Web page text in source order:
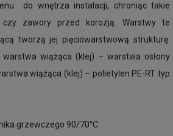
do wnętrza instalacji, chroniąc takie
zawory przed korozją. Warstwy te
tworzą jej pięciowarstwową strukturę:
wiążąca (klej) – warstwa osłony
wiążąca (klej) – polietylen PE-RT typ
grzewczego 90/70°C